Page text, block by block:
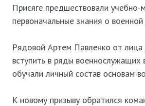
Присяге предшествовали
первоначальные знания о
Рядовой Артем Павленко от лица
вступить в ряды военнослужащих
обучали личный состав основам
К новому призыву обратился